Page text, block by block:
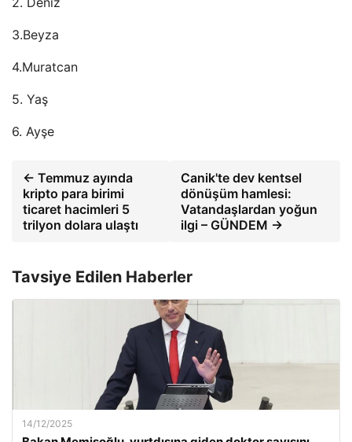
3.Beyza
4.Muratcan
5. Yaş
6. Ayşe
← Temmuz ayında
kripto para birimi
ticaret hacimleri 5
trilyon dolara ulaştı
Canik'te dev kentsel
dönüşüm hamlesi:
Vatandaşlardan yoğun
ilgi – GÜNDEM →
Tavsiye Edilen Haberler
14/12/2025